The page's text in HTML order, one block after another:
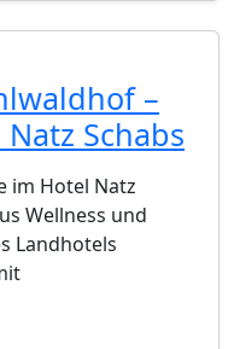
–
Schabs
im Hotel Natz
Wellness und
Landhotels